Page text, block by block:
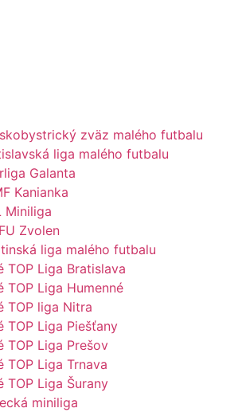
zväz malého futbalu
liga malého futbalu
Galanta
Kanianka
Miniliga
Zvolen
liga malého futbalu
TOP Liga Bratislava
TOP Liga Humenné
TOP liga Nitra
TOP Liga Piešťany
TOP Liga Prešov
TOP Liga Trnava
TOP Liga Šurany
miniliga